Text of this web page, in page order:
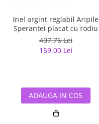
Inel argint reglabil Aripile
Sperantei placat cu rodiu
407,76 Lei
159,00 Lei
ADAUGA IN COS